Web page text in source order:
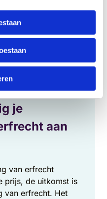
overledene (grote)
van het
bij de bank van
je vragen om
je
aan
van erfrecht
prijs, de uitkomst is
van erfrecht. Het